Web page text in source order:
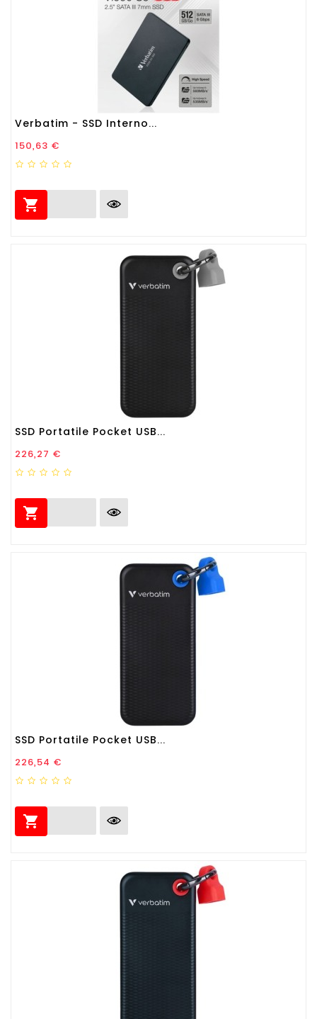
Verbatim - SSD Interno...
Prezzo
150,63 €

SSD Portatile Pocket USB...
Prezzo
226,27 €

SSD Portatile Pocket USB...
Prezzo
226,54 €
